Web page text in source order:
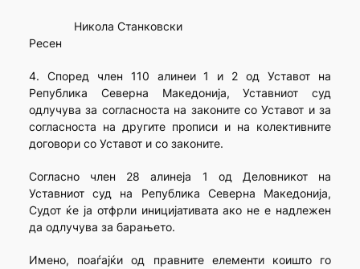
Никола Станковски
Ресен
4. Според член 110 алинеи 1 и 2 од Уставот на
Република Северна Македонија, Уставниот суд
одлучува за согласноста на законите со Уставот и за
согласноста на другите прописи и на колективните
договори со Уставот и со законите.
Согласно член 28 алинеја 1 од Деловникот на
Уставниот суд на Република Северна Македонија,
Судот ќе ја отфрли иницијативата ако не е надлежен
да одлучува за барањето.
Имено, поаѓајќи од правните елементи коишто го